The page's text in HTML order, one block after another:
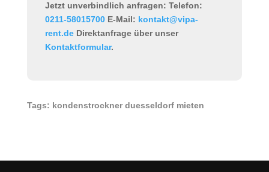
Jetzt unverbindlich anfragen: Telefon:
0211-58015700E-Mail: kontakt@vipa-
rent.deDirektanfrage über unser
Kontaktformular.
Tags: kondenstrockner duesseldorf mieten